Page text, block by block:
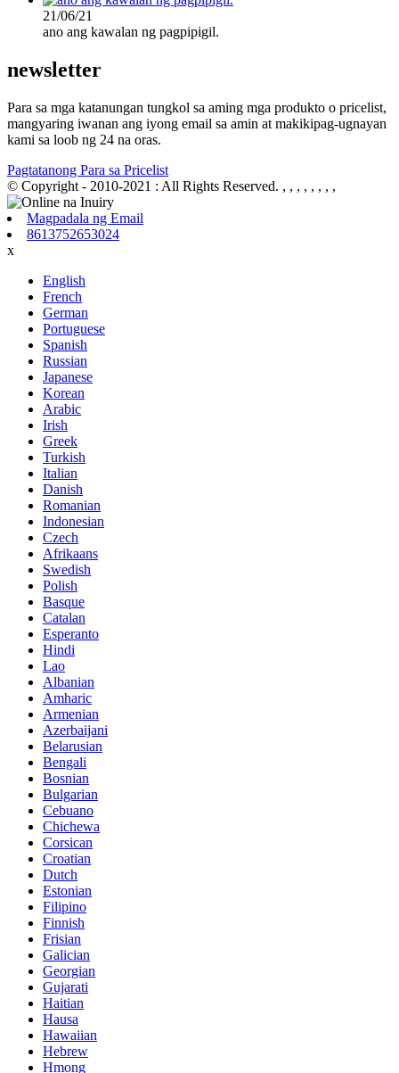
21/06/21
ano ang kawalan ng pagpipigil.
newsletter
Para sa mga katanungan tungkol sa aming mga produkto o pricelist,
mangyaring iwanan ang iyong email sa amin at makikipag-ugnayan
kami sa loob ng 24 na oras.
Pagtatanong Para sa Pricelist
© Copyright - 2010-2021 : All Rights Reserved. , , , , , , , ,
Magpadala ng Email
8613752653024
x
English
French
German
Portuguese
Spanish
Russian
Japanese
Korean
Arabic
Irish
Greek
Turkish
Italian
Danish
Romanian
Indonesian
Czech
Afrikaans
Swedish
Polish
Basque
Catalan
Esperanto
Hindi
Lao
Albanian
Amharic
Armenian
Azerbaijani
Belarusian
Bengali
Bosnian
Bulgarian
Cebuano
Chichewa
Corsican
Croatian
Dutch
Estonian
Filipino
Finnish
Frisian
Galician
Georgian
Gujarati
Haitian
Hausa
Hawaiian
Hebrew
Hmong